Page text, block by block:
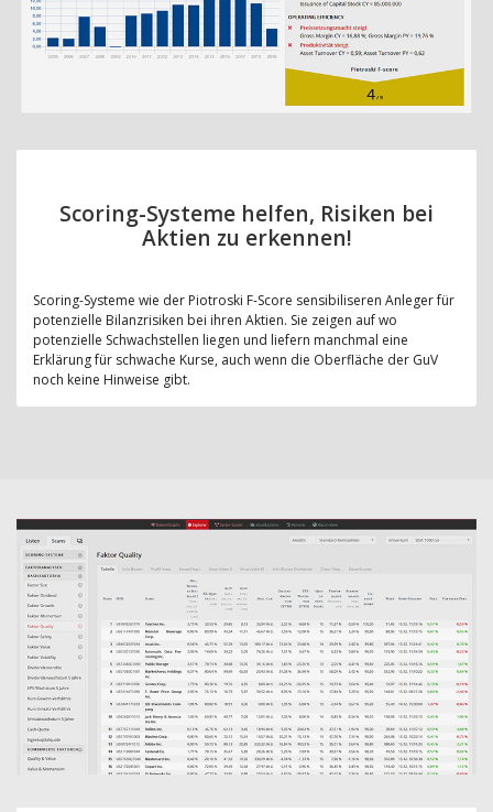
Scoring-Systeme helfen, Risiken bei
Aktien zu erkennen!
Scoring-Systeme wie der Piotroski F-Score sensibiliseren Anleger für
potenzielle Bilanzrisiken bei ihren Aktien. Sie zeigen auf wo
potenzielle Schwachstellen liegen und liefern manchmal eine
Erklärung für schwache Kurse, auch wenn die Oberfläche der GuV
noch keine Hinweise gibt.